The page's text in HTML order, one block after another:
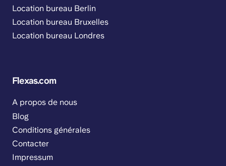
Location bureau Berlin
Location bureau Bruxelles
Location bureau Londres
Flexas.com
A propos de nous
Blog
Conditions générales
Contacter
Impressum